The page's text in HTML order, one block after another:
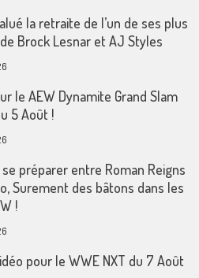
la retraite de l’un de ses plus
Brock Lesnar et AJ Styles
le AEW Dynamite Grand Slam
5 Août !
préparer entre Roman Reigns
Surement des bâtons dans les
!
pour le WWE NXT du 7 Août